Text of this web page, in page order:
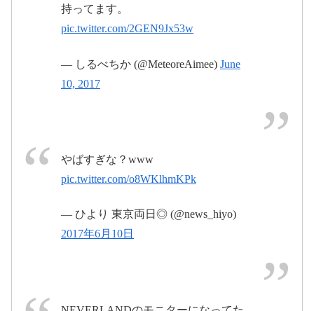
pic.twitter.com/7BOzcNuQgO
June 8, 2017
10, 2017
#NEVERLAND
#NEVERLAND東京
持ってます。
pic.twitter.com/2GEN9Jx53w
— しるべちか (@MeteoreAimee) June
10, 2017
やばすぎな？www
pic.twitter.com/o8WKlhmKPk
— ひより 東京両日◎ (@news_hiyo)
2017年6月10日